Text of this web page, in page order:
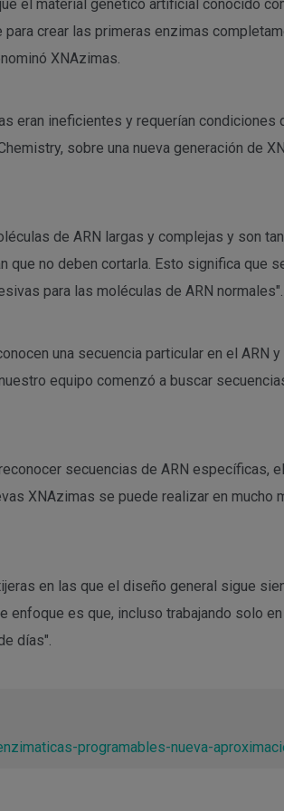
el material genético artificial conocido
crear las primeras enzimas
XNAzimas.
eran ineficientes y requerían condiciones
sobre una nueva generación de
de ARN largas y complejas y son
no deben cortarla. Esto significa que
para las moléculas de ARN normales".
una secuencia particular en el ARN
equipo comenzó a buscar
secuencias de ARN específicas,
XNAzimas se puede realizar en
en las que el diseño general sigue
enfoque es que, incluso trabajando solo
días".
programables-nueva-